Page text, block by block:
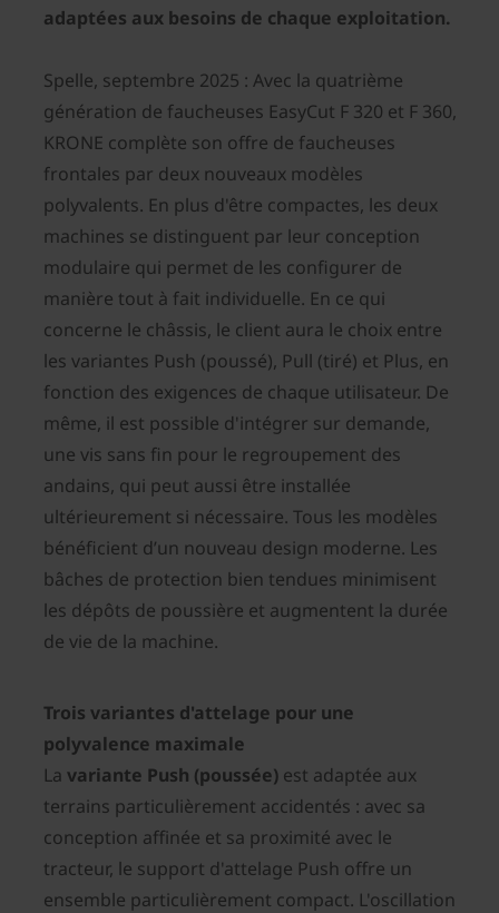
adaptées aux besoins de chaque exploitation.
Spelle, septembre 2025 : Avec la quatrième
génération de faucheuses EasyCut F 320 et F 360,
KRONE complète son offre de faucheuses
frontales par deux nouveaux modèles
polyvalents. En plus d'être compactes, les deux
machines se distinguent par leur conception
modulaire qui permet de les configurer de
manière tout à fait individuelle. En ce qui
concerne le châssis, le client aura le choix entre
les variantes Push (poussé), Pull (tiré) et Plus, en
fonction des exigences de chaque utilisateur. De
même, il est possible d'intégrer sur demande,
une vis sans fin pour le regroupement des
andains, qui peut aussi être installée
ultérieurement si nécessaire. Tous les modèles
bénéficient d’un nouveau design moderne. Les
bâches de protection bien tendues minimisent
les dépôts de poussière et augmentent la durée
de vie de la machine.
Trois variantes d'attelage pour une
polyvalence maximale
La variante Push (poussée) est adaptée aux
terrains particulièrement accidentés : avec sa
conception affinée et sa proximité avec le
tracteur, le support d'attelage Push offre un
ensemble particulièrement compact. L'oscillation